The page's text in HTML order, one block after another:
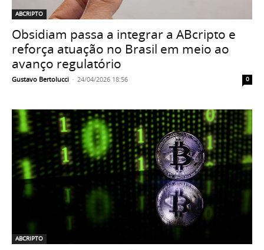
ABCRIPTO
Obsidiam passa a integrar a ABcripto e
reforça atuação no Brasil em meio ao
avanço regulatório
Gustavo Bertolucci - 24/04/2026 18:56 0
ABCRIPTO